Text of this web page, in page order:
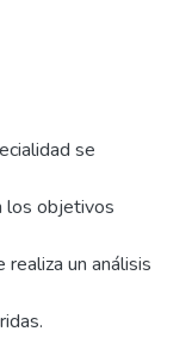
se
los objetivos
un análisis